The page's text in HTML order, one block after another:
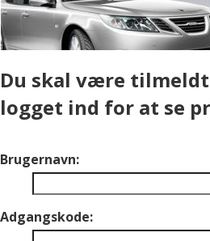
Du skal være
logget ind for at se
Brugernavn:
Adgangskode: